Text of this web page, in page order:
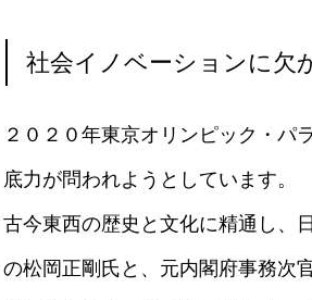
社会イノベーションに欠
２０２０年東京オリンピック・パ
底力が問われようとしています。
古今東西の歴史と文化に精通し、
の松岡正剛氏と、元内閣府事務次